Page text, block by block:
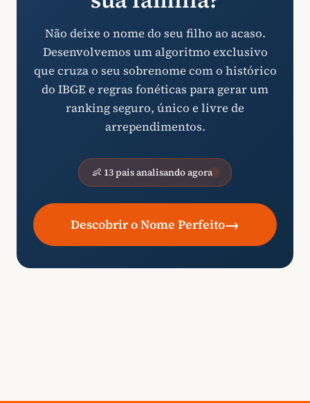
Não deixe o nome do seu filho ao acaso.
Desenvolvemos um algoritmo exclusivo
que cruza o seu sobrenome com o histórico
do IBGE e regras fonéticas para gerar um
ranking seguro, único e livre de
arrependimentos.
👶 13 pais analisando agora
Descobrir o Nome Perfeito→